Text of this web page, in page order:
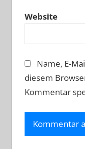
Website
Name, E-
diesem
Kommentar